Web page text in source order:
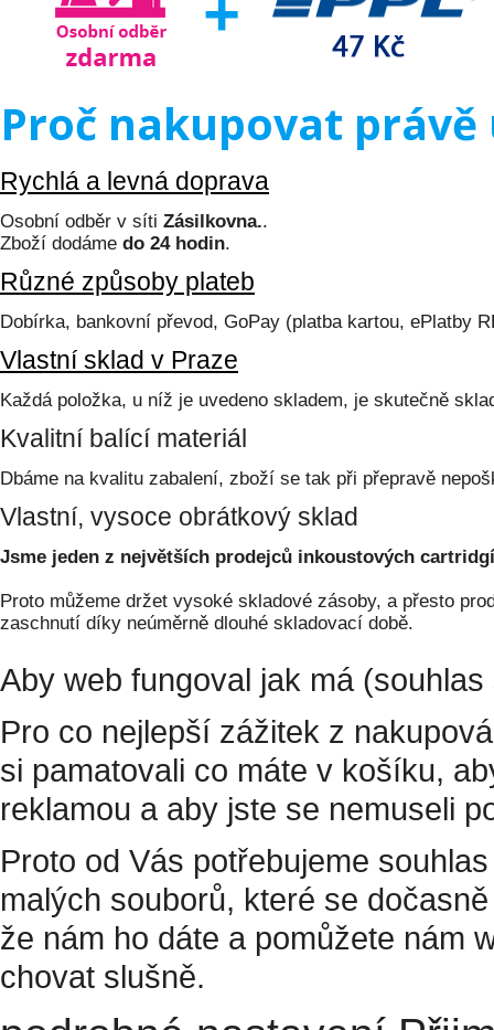
Proč nakupovat právě
Rychlá a levná doprava
Osobní odběr v síti Zásilkovna..
Zboží dodáme do 24 hodin.
Různé způsoby plateb
Dobírka, bankovní převod, GoPay (platba kartou, ePlatby
Vlastní sklad v Praze
Každá položka, u níž je uvedeno skladem, je skutečně
Kvalitní balící materiál
Dbáme na kvalitu zabalení, zboží se tak při přepravě
Vlastní, vysoce obrátkový sklad
Jsme jeden z největších prodejců inkoustových
Proto můžeme držet vysoké skladové zásoby, a přesto
zaschnutí díky neúměrně dlouhé skladovací době.
Aby web fungoval jak má
Pro co nejlepší zážitek z
si pamatovali co máte v košíku,
reklamou a aby jste se nemuseli
Proto od Vás potřebujeme
malých souborů, které se
že nám ho dáte a pomůžete nám
chovat slušně.